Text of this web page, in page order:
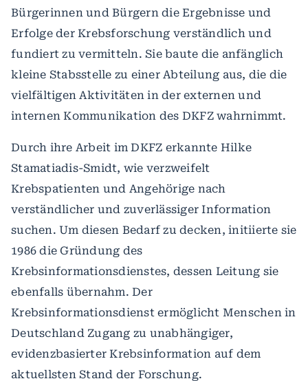
Bürgerinnen und Bürgern die Ergebnisse und
Erfolge der Krebsforschung verständlich und
fundiert zu vermitteln. Sie baute die anfänglich
kleine Stabsstelle zu einer Abteilung aus, die die
vielfältigen Aktivitäten in der externen und
internen Kommunikation des DKFZ wahrnimmt.
Durch ihre Arbeit im DKFZ erkannte Hilke
Stamatiadis-Smidt, wie verzweifelt
Krebspatienten und Angehörige nach
verständlicher und zuverlässiger Information
suchen. Um diesen Bedarf zu decken, initiierte sie
1986 die Gründung des
Krebsinformationsdienstes, dessen Leitung sie
ebenfalls übernahm. Der
Krebsinformationsdienst ermöglicht Menschen in
Deutschland Zugang zu unabhängiger,
evidenzbasierter Krebsinformation auf dem
aktuellsten Stand der Forschung.